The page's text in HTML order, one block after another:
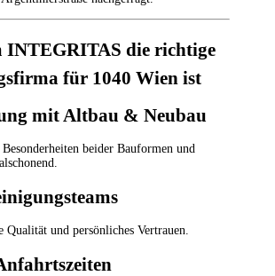
INTEGRITAS die richtige
für 1040 Wien ist
mit Altbau & Neubau
beider Bauformen und
Qualität und persönliches Vertrauen.